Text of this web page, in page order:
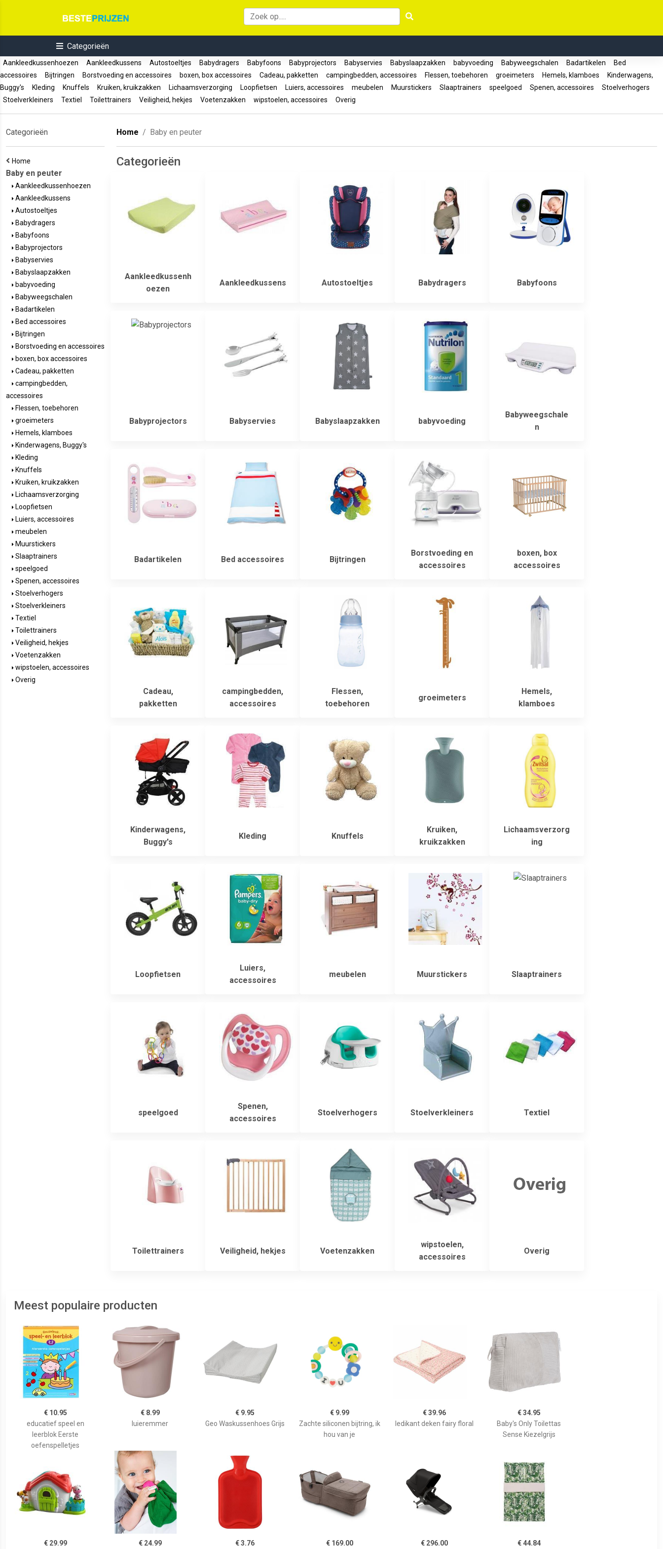
Categorieën
Aankleedkussenhoezen Aankleedkussens Autostoeltjes Babydragers Babyfoons Babyprojectors Babyservies Babyslaapzakken babyvoeding Babyweegschalen Badartikelen
Bed
accessoires
Bijtringen Borstvoeding en accessoires boxen, box accessoires Cadeau, pakketten campingbedden, accessoires Flessen, toebehoren groeimeters Hemels, klamboes
Kinderwagens,
Buggy's
Kleding Knuffels Kruiken, kruikzakken Lichaamsverzorging Loopfietsen Luiers, accessoires meubelen Muurstickers Slaaptrainers speelgoed Spenen, accessoires
Stoelverhogers
Stoelverkleiners
Textiel Toilettrainers Veiligheid, hekjes Voetenzakken wipstoelen, accessoires Overig
Categorieën
Home
Baby en peuter
Aankleedkussenhoezen
Aankleedkussens
Autostoeltjes
Babydragers
Babyfoons
Babyprojectors
Babyservies
Babyslaapzakken
babyvoeding
Babyweegschalen
Badartikelen
Bed accessoires
Bijtringen
Borstvoeding en accessoires
boxen, box accessoires
Cadeau, pakketten
campingbedden,
accessoires
Flessen, toebehoren
groeimeters
Hemels, klamboes
Kinderwagens, Buggy's
Kleding
Knuffels
Kruiken, kruikzakken
Lichaamsverzorging
Loopfietsen
Luiers, accessoires
meubelen
Muurstickers
Slaaptrainers
speelgoed
Spenen, accessoires
Stoelverhogers
Stoelverkleiners
Textiel
Toilettrainers
Veiligheid, hekjes
Voetenzakken
wipstoelen, accessoires
Overig
Home Baby en peuter
Categorieën
Aankleedkussenh
oezen
Aankleedkussens Autostoeltjes Babydragers Babyfoons
Babyprojectors Babyservies Babyslaapzakken babyvoeding
Babyweegschale
n
Badartikelen Bed accessoires Bijtringen
Borstvoeding en
accessoires
boxen, box
accessoires
Cadeau,
pakketten
campingbedden,
accessoires
Flessen,
toebehoren
groeimeters
Hemels,
klamboes
Kinderwagens,
Buggy's
Kleding Knuffels
Kruiken,
kruikzakken
Lichaamsverzorg
ing
Loopfietsen
Luiers,
accessoires
meubelen Muurstickers Slaaptrainers
speelgoed
Spenen,
accessoires
Stoelverhogers Stoelverkleiners Textiel
Toilettrainers Veiligheid, hekjes Voetenzakken
wipstoelen,
accessoires
Overig
Meest populaire producten
€ 10.95
educatief speel en
leerblok Eerste
oefenspelletjes
€ 8.99
luieremmer
€ 9.95
Geo Waskussenhoes Grijs
€ 9.99
Zachte siliconen bijtring, ik
hou van je
€ 39.96
ledikant deken fairy floral
€ 34.95
Baby's Only Toilettas
Sense Kiezelgrijs
€ 29.99 € 24.99 € 3.76 € 169.00 € 296.00 € 44.84